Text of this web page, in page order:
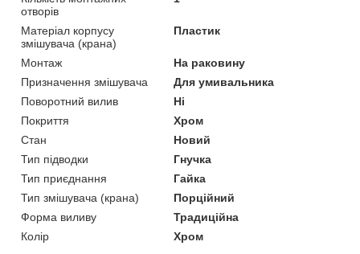
отворів
Матеріал корпусу
змішувача (крана)
Пластик
Монтаж
На раковину
Призначення змішувача
Для умивальника
Поворотний вилив
Ні
Покриття
Хром
Стан
Новий
Тип підводки
Гнучка
Тип приєднання
Гайка
Тип змішувача (крана)
Порційний
Форма виливу
Традиційна
Колір
Хром